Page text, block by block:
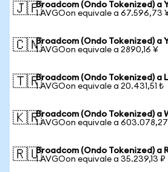
🇯🇵Broadcom (Ondo Tokenized) a
1 AVGOon equivale a 67.596,73
🇨🇳Broadcom (Ondo Tokenized) a
1 AVGOon equivale a 2890,16 ¥
🇹🇷Broadcom (Ondo Tokenized) a
1 AVGOon equivale a 20.431,51 ₺
🇰🇷Broadcom (Ondo Tokenized) a
1 AVGOon equivale a
🇷🇺Broadcom (Ondo Tokenized) a
1 AVGOon equivale a 35.239,13 ₽